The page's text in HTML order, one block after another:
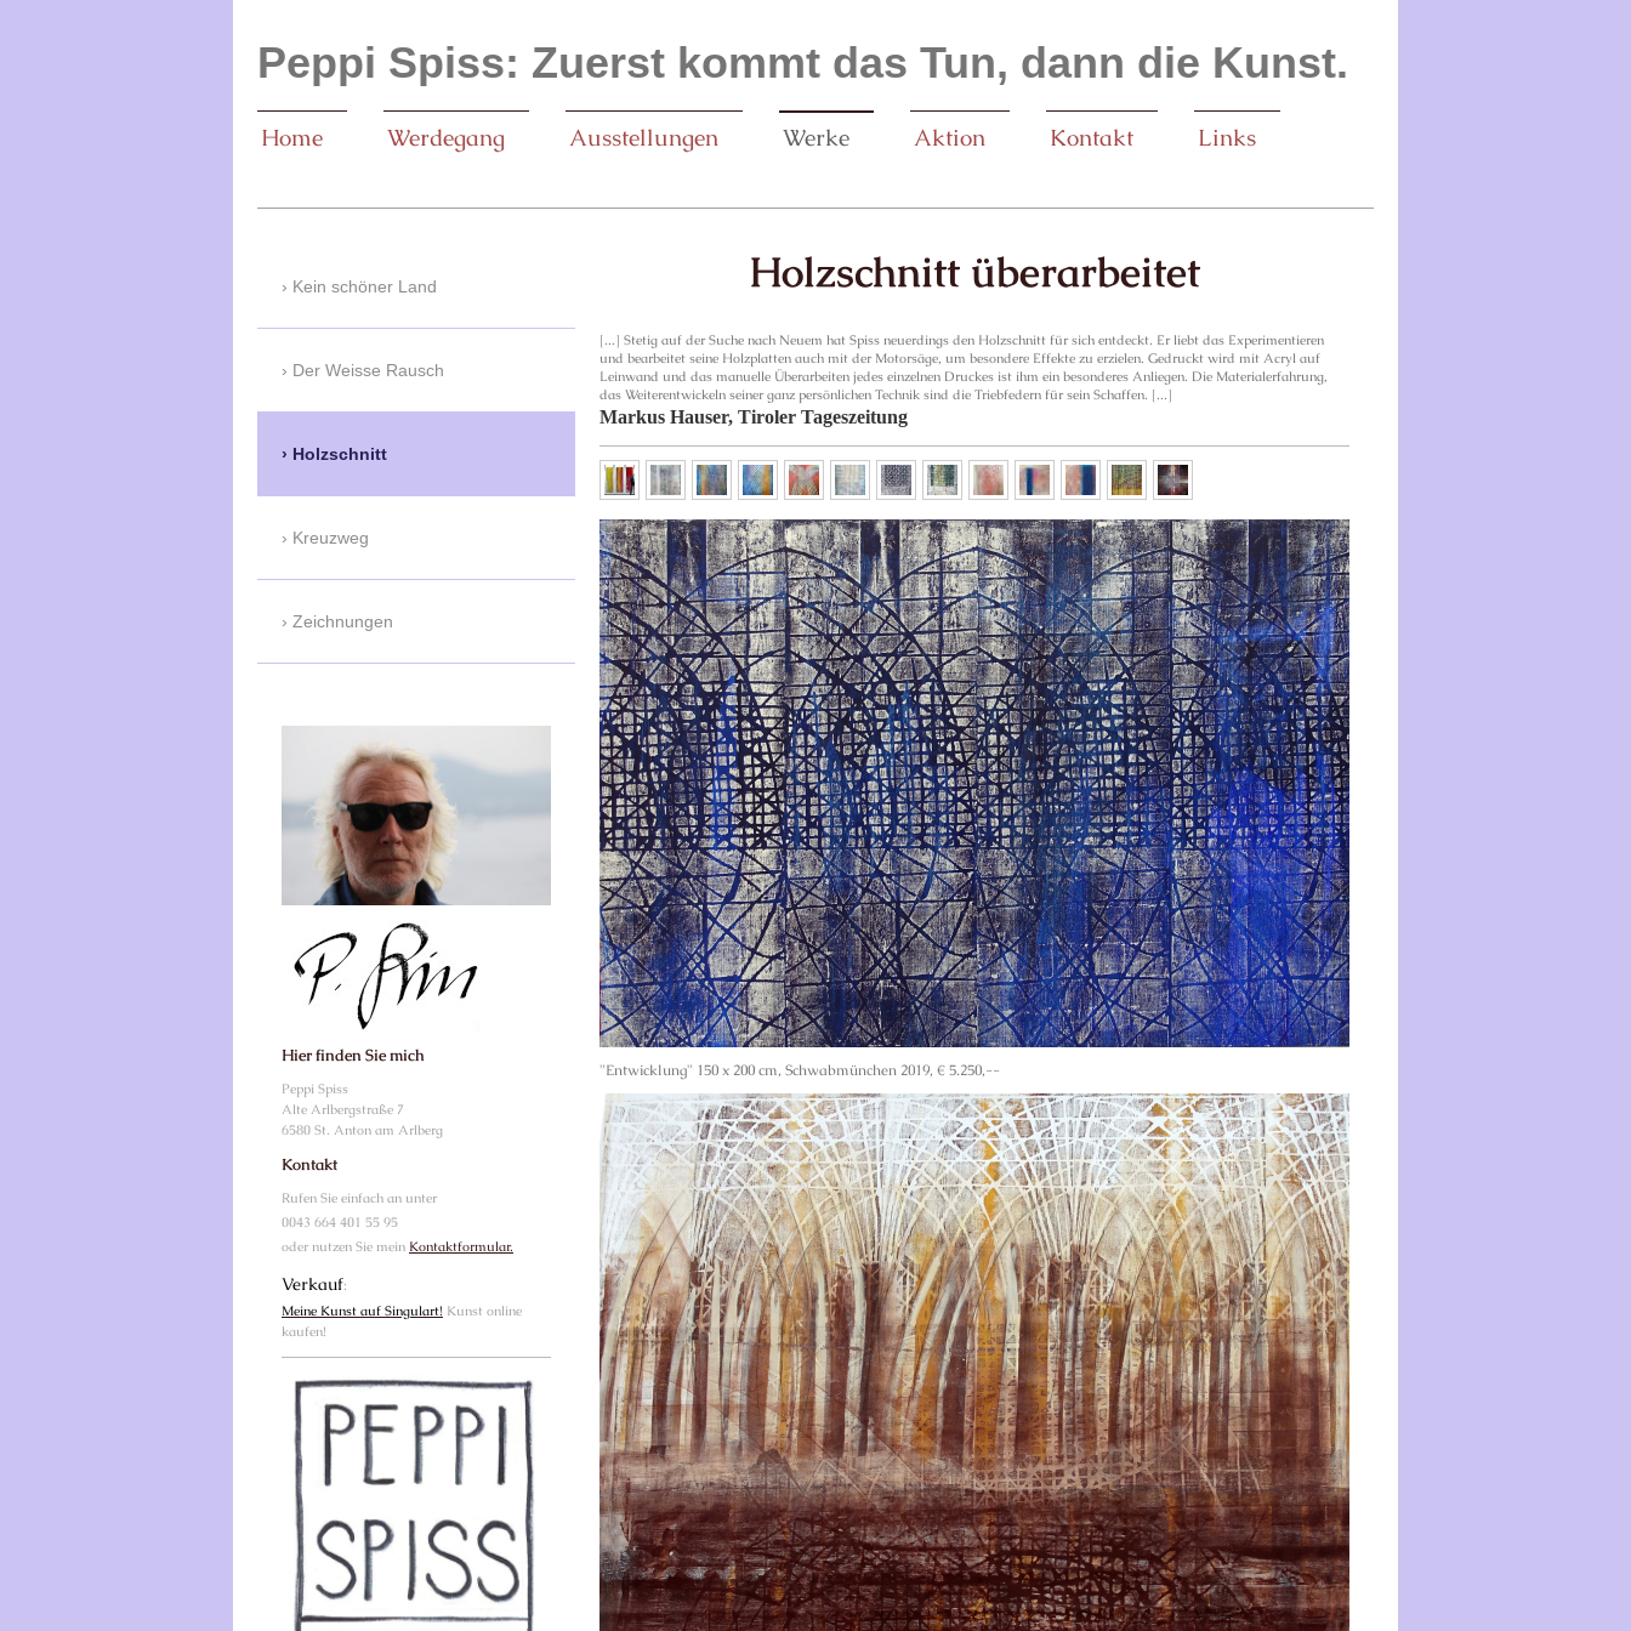
Peppi Spiss: Zuerst kommt das Tun, dann die Kunst.
Home Werdegang Ausstellungen Werke Aktion Kontakt Links
Holzschnitt überarbeitet
[...] Stetig auf der Suche nach Neuem hat Spiss neuerdings den Holzschnitt für sich entdeckt. Er liebt das Experimentieren
und bearbeitet seine Holzplatten auch mit der Motorsäge, um besondere Effekte zu erzielen. Gedruckt wird mit Acryl auf
Leinwand und das manuelle Überarbeiten jedes einzelnen Druckes ist ihm ein besonderes Anliegen. Die Materialerfahrung,
das Weiterentwickeln seiner ganz persönlichen Technik sind die Triebfedern für sein Schaffen. [...]
Markus Hauser, Tiroler Tageszeitung
"Entwicklung" 150 x 200 cm, Schwabmünchen 2019, € 5.250,--
Kein schöner Land
Der Weisse Rausch
Holzschnitt
Kreuzweg
Zeichnungen
Hier finden Sie mich
Peppi Spiss
Alte Arlbergstraße 7
6580 St. Anton am Arlberg
Kontakt
Rufen Sie einfach an unter
0043 664 401 55 95
oder nutzen Sie mein Kontaktformular.
Verkauf:
Meine Kunst auf Singulart! Kunst online
kaufen!